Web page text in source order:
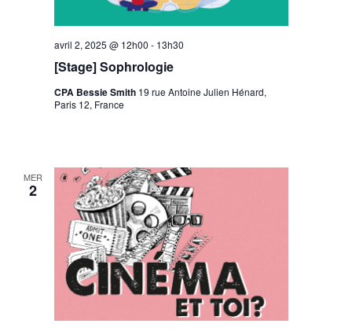
[Stage] Sophrologie
avril 2, 2025 @ 12h00 - 13h30
CPA Bessie Smith 19 rue Antoine Julien Hénard,
Paris 12, France
MER
2